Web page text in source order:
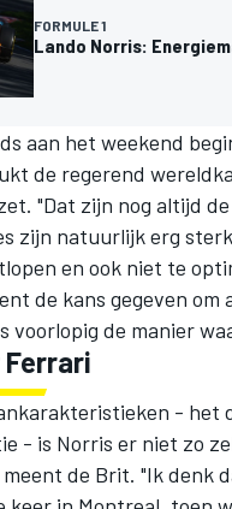
FORMULE 1
Lando Norris:
aan het weekend
de regerend
"Dat zijn nog altijd
zijn natuurlijk erg
en ook niet te
de kans gegeven
voorlopig de manier
-
- is Norris er niet zo
meent de Brit. "Ik